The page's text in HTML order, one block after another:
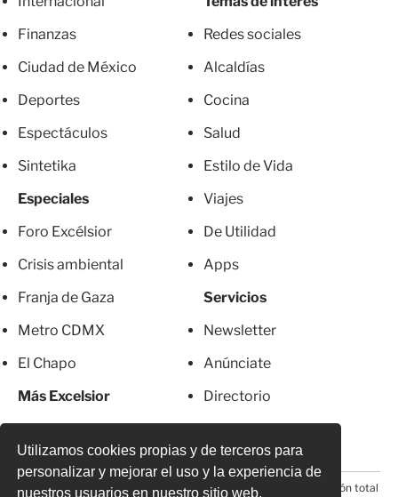
Utilizamos cookies propias y de terceros para
personalizar y mejorar el uso y la experiencia de
nuestros usuarios en nuestro sitio web.
Finanzas
Ciudad de México
Deportes
Espectáculos
Sintetika
Especiales
Foro Excélsior
Crisis ambiental
Franja de Gaza
Metro CDMX
El Chapo
Más Excelsior
Redes sociales
Alcaldías
Cocina
Salud
Estilo de Vida
Viajes
De Utilidad
Apps
Servicios
Newsletter
Anúnciate
Directorio
© 2026 Todos los derechos reservados. Prohibida la reproducción total